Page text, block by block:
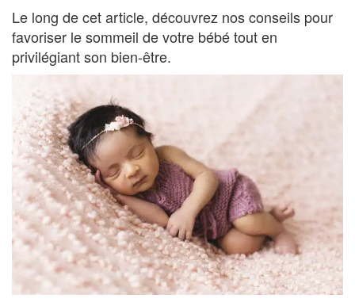
Le long de cet article, découvrez nos conseils pour
favoriser le sommeil de votre bébé tout en
privilégiant son bien-être.